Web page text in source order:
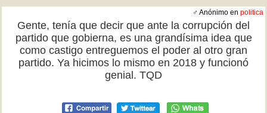
♂ Anónimo en politica
Gente, tenía que decir que ante la corrupción del
partido que gobierna, es una grandísima idea que
como castigo entreguemos el poder al otro gran
partido. Ya hicimos lo mismo en 2018 y funcionó
genial. TQD